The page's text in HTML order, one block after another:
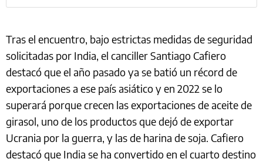
Tras el encuentro, bajo estrictas medidas de seguridad
solicitadas por India, el canciller Santiago Cafiero
destacó que el año pasado ya se batió un récord de
exportaciones a ese país asiático y en 2022 se lo
superará porque crecen las exportaciones de aceite de
girasol, uno de los productos que dejó de exportar
Ucrania por la guerra, y las de harina de soja. Cafiero
destacó que India se ha convertido en el cuarto destino